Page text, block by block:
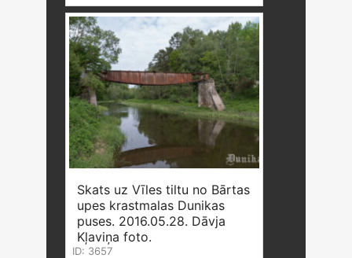
Skats uz Vīles tiltu no Bārtas
upes krastmalas Dunikas
puses. 2016.05.28. Dāvja
Kļaviņa foto.
ID: 3657